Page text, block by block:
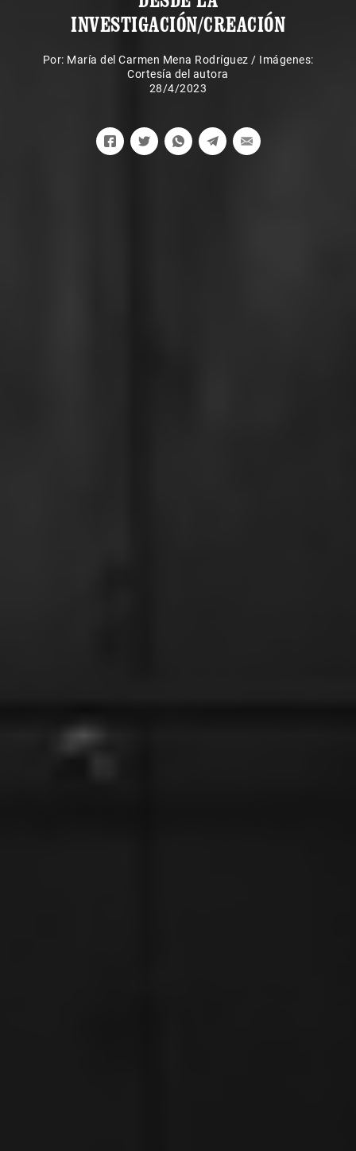
INVESTIGACIÓN/CREACIÓN
Por: María del Carmen Mena Rodríguez / Imágenes:
Cortesía del autora
28/4/2023